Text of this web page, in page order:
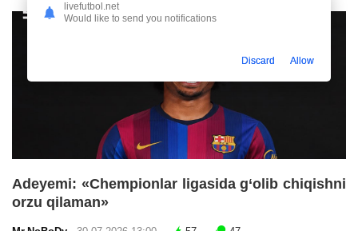
Adeyemi: «Chempionlar ligasida g‘olib chiqishni
orzu qilaman»
livefutbol.net
Would like to send you notifications
Discard Allow